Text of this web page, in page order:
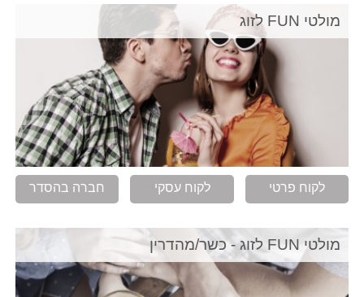
מולטי FUN לזוג
לקוח פרטי לקוח עסקי חברה בהסדר
מולטי FUN לזוג - כשר/מהדרין